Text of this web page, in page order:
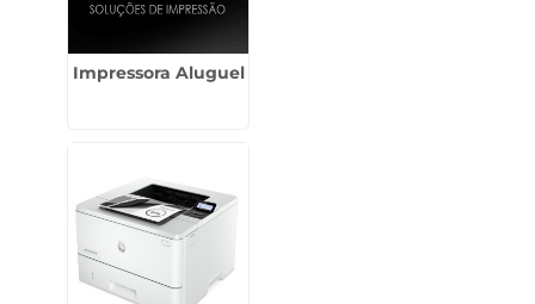
Impressora Aluguel